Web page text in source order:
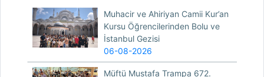
Muhacir ve Ahiriyan Camii Kur’an
Kursu Öğrencilerinden Bolu ve
İstanbul Gezisi
06-08-2026
Müftü Mustafa Trampa 672.